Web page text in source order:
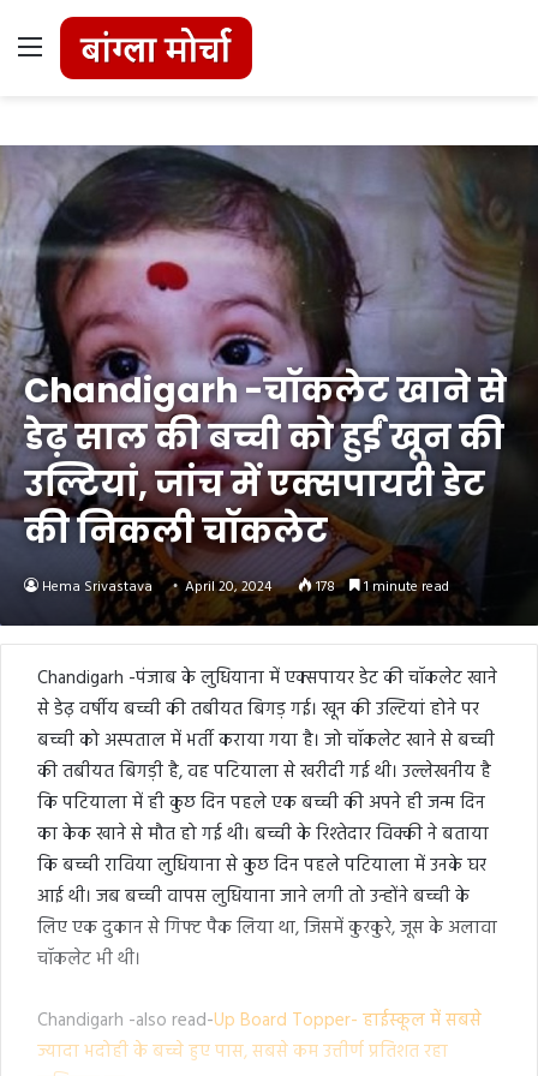
Menu
Chandigarh -चॉकलेट खाने से
डेढ़ साल की बच्ची को हुईं खून की
उल्टियां, जांच में एक्सपायरी डेट
की निकली चॉकलेट
Hema Srivastava April 20, 2024 178 1 minute read
Chandigarh -पंजाब के लुधियाना में एक्सपायर डेट की चॉकलेट खाने
से डेढ़ वर्षीय बच्ची की तबीयत बिगड़ गई। खून की उल्टियां होने पर
बच्ची को अस्पताल में भर्ती कराया गया है। जो चॉकलेट खाने से बच्ची
की तबीयत बिगड़ी है, वह पटियाला से खरीदी गई थी। उल्लेखनीय है
कि पटियाला में ही कुछ दिन पहले एक बच्ची की अपने ही जन्म दिन
का केक खाने से मौत हो गई थी। बच्ची के रिश्तेदार विक्की ने बताया
कि बच्ची राविया लुधियाना से कुछ दिन पहले पटियाला में उनके घर
आई थी। जब बच्ची वापस लुधियाना जाने लगी तो उन्होंने बच्ची के
लिए एक दुकान से गिफ्ट पैक लिया था, जिसमें कुरकुरे, जूस के अलावा
चॉकलेट भी थी।
Chandigarh -also read-Up Board Topper- हाईस्कूल में सबसे
ज्यादा भदोही के बच्चे हुए पास, सबसे कम उत्तीर्ण प्रतिशत रहा